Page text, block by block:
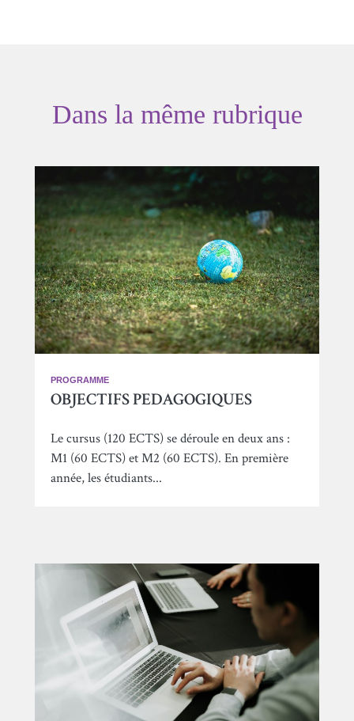
Dans la même rubrique
PROGRAMME
OBJECTIFS PEDAGOGIQUES
Le cursus (120 ECTS) se déroule en deux ans :
M1 (60 ECTS) et M2 (60 ECTS). En première
année, les étudiants...